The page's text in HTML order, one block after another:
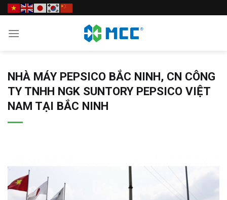
Skip
to
content
NHÀ MÁY PEPSICO BẮC NINH, CN CÔNG
TY TNHH NGK SUNTORY PEPSICO VIỆT
NAM TẠI BẮC NINH